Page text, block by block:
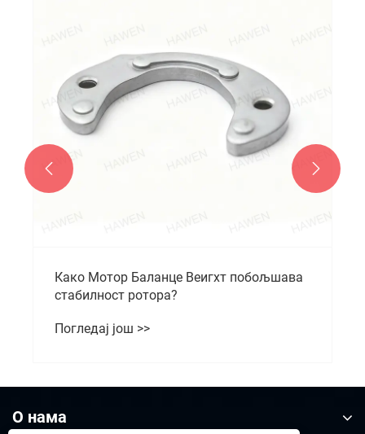
Како Мотор Баланце Веигхт побољшава
стабилност ротора?
Погледај још >>
 
О нама